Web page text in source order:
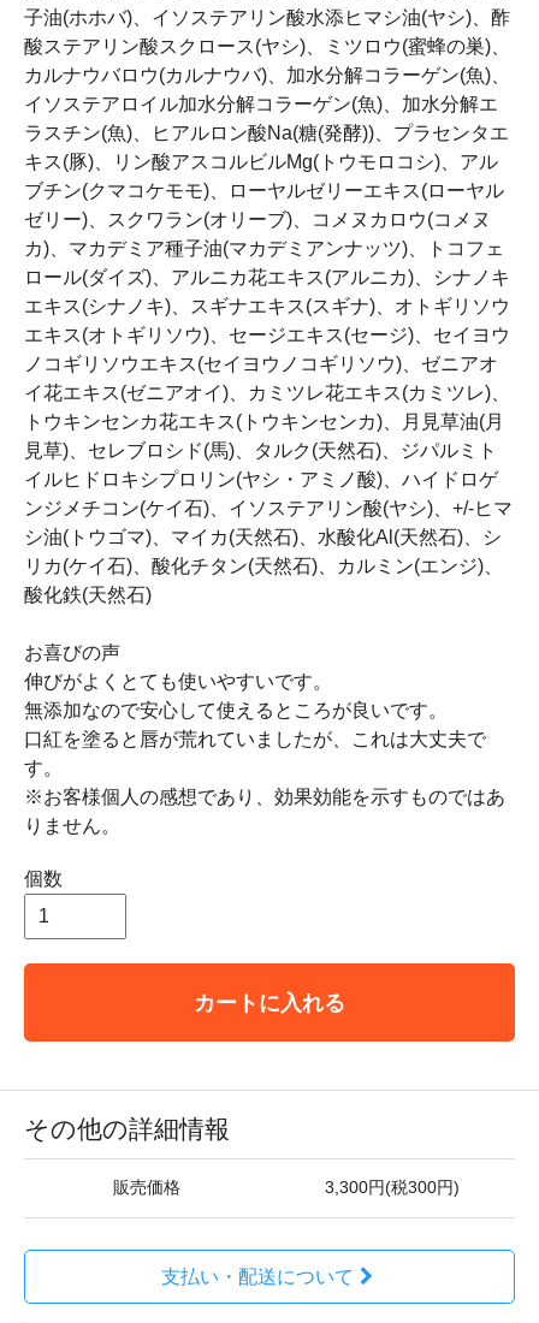
子油(ホホバ)、イソステアリン酸水添ヒマシ油(ヤシ)、酢
酸ステアリン酸スクロース(ヤシ)、ミツロウ(蜜蜂の巣)、
カルナウバロウ(カルナウバ)、加水分解コラーゲン(魚)、
イソステアロイル加水分解コラーゲン(魚)、加水分解エ
ラスチン(魚)、ヒアルロン酸Na(糖(発酵))、プラセンタエ
キス(豚)、リン酸アスコルビルMg(トウモロコシ)、アル
ブチン(クマコケモモ)、ローヤルゼリーエキス(ローヤル
ゼリー)、スクワラン(オリーブ)、コメヌカロウ(コメヌ
カ)、マカデミア種子油(マカデミアンナッツ)、トコフェ
ロール(ダイズ)、アルニカ花エキス(アルニカ)、シナノキ
エキス(シナノキ)、スギナエキス(スギナ)、オトギリソウ
エキス(オトギリソウ)、セージエキス(セージ)、セイヨウ
ノコギリソウエキス(セイヨウノコギリソウ)、ゼニアオ
イ花エキス(ゼニアオイ)、カミツレ花エキス(カミツレ)、
トウキンセンカ花エキス(トウキンセンカ)、月見草油(月
見草)、セレブロシド(馬)、タルク(天然石)、ジパルミト
イルヒドロキシプロリン(ヤシ・アミノ酸)、ハイドロゲ
ンジメチコン(ケイ石)、イソステアリン酸(ヤシ)、+/-ヒマ
シ油(トウゴマ)、マイカ(天然石)、水酸化Al(天然石)、シ
リカ(ケイ石)、酸化チタン(天然石)、カルミン(エンジ)、
酸化鉄(天然石)
お喜びの声
伸びがよくとても使いやすいです。
無添加なので安心して使えるところが良いです。
口紅を塗ると唇が荒れていましたが、これは大丈夫で
す。
※お客様個人の感想であり、効果効能を示すものではあ
りません。
個数
カートに入れる
その他の詳細情報
販売価格 3,300円(税300円)
支払い・配送について